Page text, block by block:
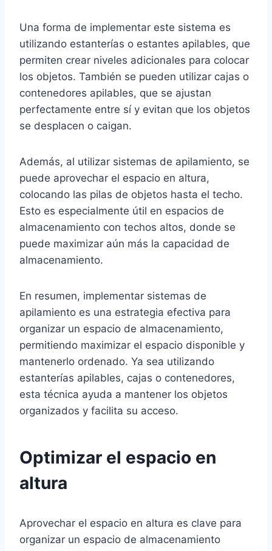
Una forma de implementar este sistema es
utilizando estanterías o estantes apilables, que
permiten crear niveles adicionales para colocar
los objetos. También se pueden utilizar cajas o
contenedores apilables, que se ajustan
perfectamente entre sí y evitan que los objetos
se desplacen o caigan.
Además, al utilizar sistemas de apilamiento, se
puede aprovechar el espacio en altura,
colocando las pilas de objetos hasta el techo.
Esto es especialmente útil en espacios de
almacenamiento con techos altos, donde se
puede maximizar aún más la capacidad de
almacenamiento.
En resumen, implementar sistemas de
apilamiento es una estrategia efectiva para
organizar un espacio de almacenamiento,
permitiendo maximizar el espacio disponible y
mantenerlo ordenado. Ya sea utilizando
estanterías apilables, cajas o contenedores,
esta técnica ayuda a mantener los objetos
organizados y facilita su acceso.
Optimizar el espacio en
altura
Aprovechar el espacio en altura es clave para
organizar un espacio de almacenamiento